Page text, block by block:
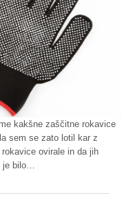
kakšne zaščitne rokavice
sem se zato lotil kar z
ovirale in da jih
je bilo…